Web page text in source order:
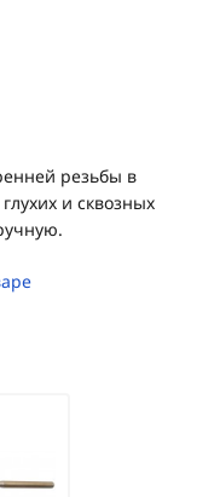
резьбы в
и сквозных